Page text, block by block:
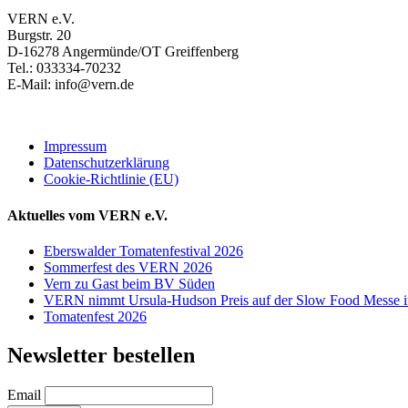
VERN e.V.
Burgstr. 20
D-16278 Angermünde/OT Greiffenberg
Tel.: 033334-70232
E-Mail: info@vern.de
Impressum
Datenschutzerklärung
Cookie-Richtlinie (EU)
Aktuelles vom VERN e.V.
Eberswalder Tomatenfestival 2026
Sommerfest des VERN 2026
Vern zu Gast beim BV Süden
VERN nimmt Ursula-Hudson Preis auf der Slow Food Messe
Tomatenfest 2026
Newsletter bestellen
Email